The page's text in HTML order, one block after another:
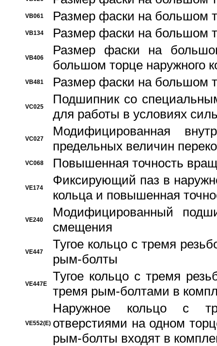
VB061 Размер фаски на большом
VB134 Размер фаски на большом
VB406
Размер фаски на
большом торце наружного
VB481 Размер фаски на большом
VC025
Подшипник со
для работы в условиях
VC027
Модифицированная
предельных величин
VC068 Повышенная точность
VE174
Фиксирующий паз в
кольца и повышенная
VE240
Модифицированный
смещения
VE447
Тугое кольцо с тремя
рым-болты
VE447E
Тугое кольцо с тремя
тремя рым-болтами в
VE552(E)
Наружное кольцо с
отверстиями на одном
рым-болты входят в